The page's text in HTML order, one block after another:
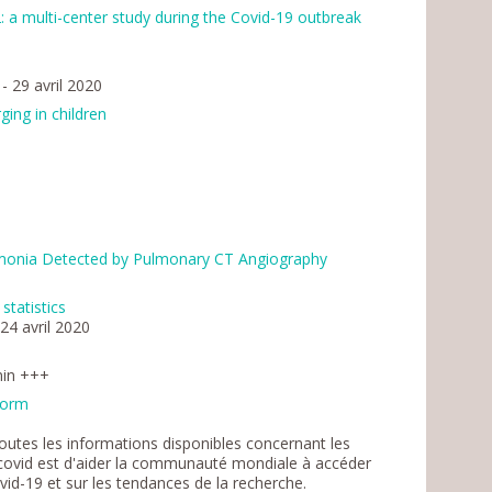
a multi-center study during the Covid-19 outbreak
29 avril 2020
in children
Detected by Pulmonary CT Angiography
avril 2020
+++
les informations disponibles concernant les
est d'aider la communauté mondiale à accéder
19 et sur les tendances de la recherche.